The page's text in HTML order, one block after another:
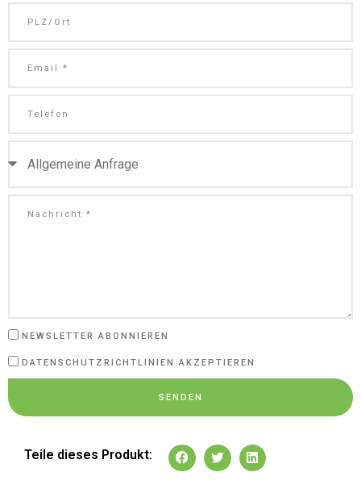
NEWSLETTER ABONNIEREN
DATENSCHUTZRICHTLINIEN AKZEPTIEREN
SENDEN
Teile dieses Produkt: